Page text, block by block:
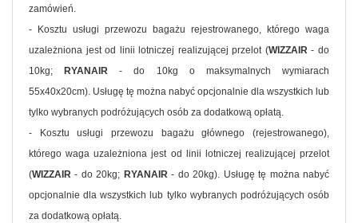
zamówień.
- Kosztu usługi przewozu bagażu rejestrowanego, którego waga
uzależniona jest od linii lotniczej realizującej przelot (WIZZAIR- do
10kg;
RYANAIR - do 10kg o maksymalnych wymiarach
55x40x20cm). Usługę tę można nabyć opcjonalnie dla wszystkich lub
tylko wybranych podróżujących osób za dodatkową opłatą.
- Kosztu usługi przewozu bagażu głównego (rejestrowanego),
którego waga uzależniona jest od linii lotniczej realizującej przelot
(WIZZAIR - do 20kg; RYANAIR- do 20kg). Usługę tę można nabyć
opcjonalnie dla wszystkich lub tylko wybranych podróżujących osób
za dodatkową opłatą.